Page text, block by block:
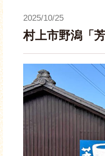
2025/10/25
村上市野潟「